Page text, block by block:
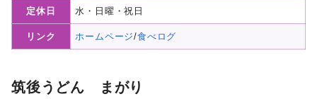
定休日 水・日曜・祝日
リンク ホームページ/食べログ
筑後うどん まがり